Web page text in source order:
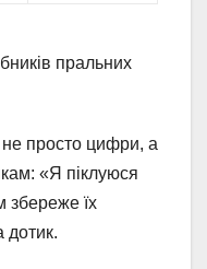
пральних
просто цифри, а
«Я піклуюся
збереже їх
дотик.